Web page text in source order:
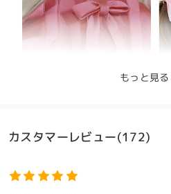
もっと見る
カスタマーレビュー(172)